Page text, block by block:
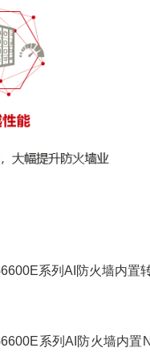
系列AI防火墙内置
系列AI防火墙内